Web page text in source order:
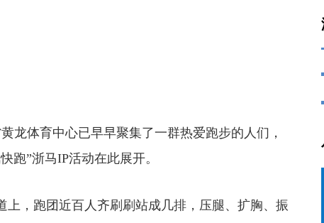
体育中心已早早聚集了一群热爱跑步的人们，
跑”浙马IP活动在此展开。
，跑团近百人齐刷刷站成几排，压腿、扩胸、振